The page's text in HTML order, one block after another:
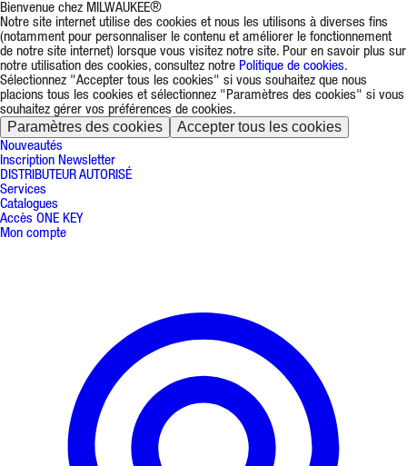
Bienvenue chez MILWAUKEE®
Notre site internet utilise des cookies et nous les utilisons à diverses fins
(notamment pour personnaliser le contenu et améliorer le fonctionnement
de notre site internet) lorsque vous visitez notre site. Pour en savoir plus sur
notre utilisation des cookies, consultez notre Politique de cookies.
Sélectionnez "Accepter tous les cookies" si vous souhaitez que nous
placions tous les cookies et sélectionnez "Paramètres des cookies" si vous
souhaitez gérer vos préférences de cookies.
Paramètres des cookies Accepter tous les cookies
Nouveautés
Inscription Newsletter
DISTRIBUTEUR AUTORISÉ
Services
Catalogues
Accès ONE KEY
Mon compte